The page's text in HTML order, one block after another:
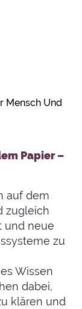
Mensch Und
Papier –
auf dem
zugleich
und neue
zu
Wissen
dabei,
klären und